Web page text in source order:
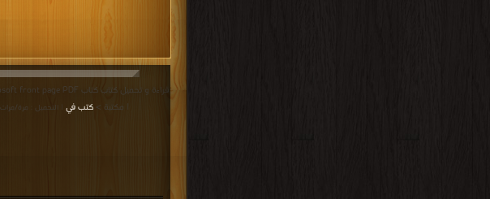
| مكتبة >كتب في | التحميل : مرة/مرات